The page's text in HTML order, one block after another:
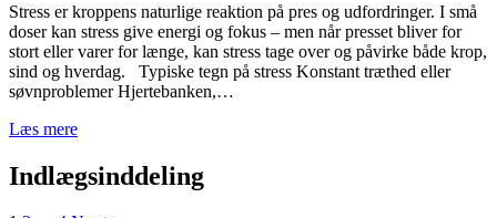
Stress er kroppens naturlige reaktion på pres og udfordringer. I små
doser kan stress give energi og fokus – men når presset bliver for
stort eller varer for længe, kan stress tage over og påvirke både krop,
sind og hverdag. Typiske tegn på stress Konstant træthed eller
søvnproblemer Hjertebanken,…
Læs mere
Indlægsinddeling